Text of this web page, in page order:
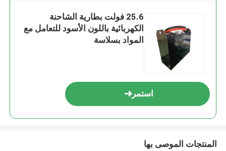
25.6 فولت بطارية الشاحنة
الكهربائية باللون الأسود للتعامل مع
المواد بسلاسة
استمر
المنتجات الموصى بها